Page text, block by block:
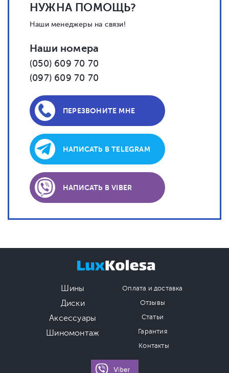
НУЖНА ПОМОЩЬ?
Наши менеджеры на связи!
Наши номера
(050) 609 70 70
(097) 609 70 70
ПЕРЕЗВОНИТЕ МНЕ
НАПИСАТЬ В TELEGRAM
НАПИСАТЬ В VIBER
Шины
Диски
Аксессуары
Шиномонтаж
Оплата и доставка
Отзывы
Статьи
Гарантия
Контакты